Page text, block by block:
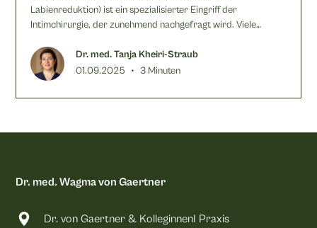
Labienreduktion) ist ein spezialisierter Eingriff der
Intimchirurgie, der zunehmend nachgefragt wird. Viele
inneren Labien als zu groß, asymmetrisch oder funktionell
störend empfunden werden. Die Gründe können ästhetischer
oder medizinischer Natur sein. Immer geht es darum, das
Wohlbefinden zu steigern.
Dr. med. Tanja Kheiri-Straub
01.09.2025
• 3 Minuten
Dr. med. Wagma von Gaertner
Dr. von Gaertner & KolleginnenI Praxis